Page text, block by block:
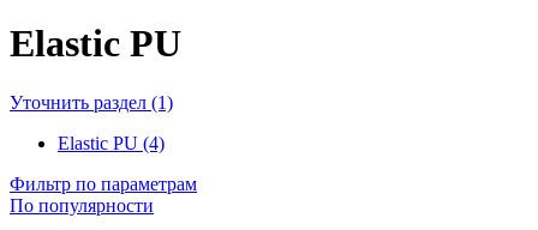
Elastic PU
Уточнить раздел (1)
Elastic PU (4)
Фильтр по параметрам
По популярности